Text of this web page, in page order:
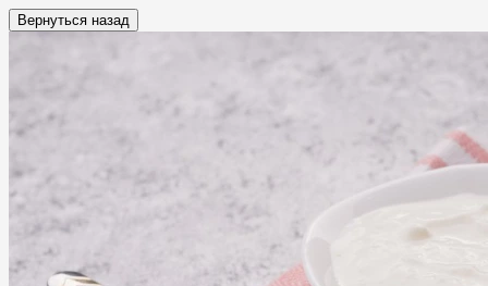
Вернуться назад